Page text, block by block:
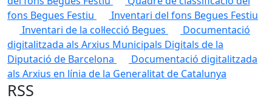
fons Begues Festiu
Inventari del fons Begues Festiu
Inventari de la col·lecció Begues
Documentació
digitalitzada als Arxius Municipals Digitals de la
Diputació de Barcelona
Documentació digitalitzada
als Arxius en línia de la Generalitat de Catalunya
RSS